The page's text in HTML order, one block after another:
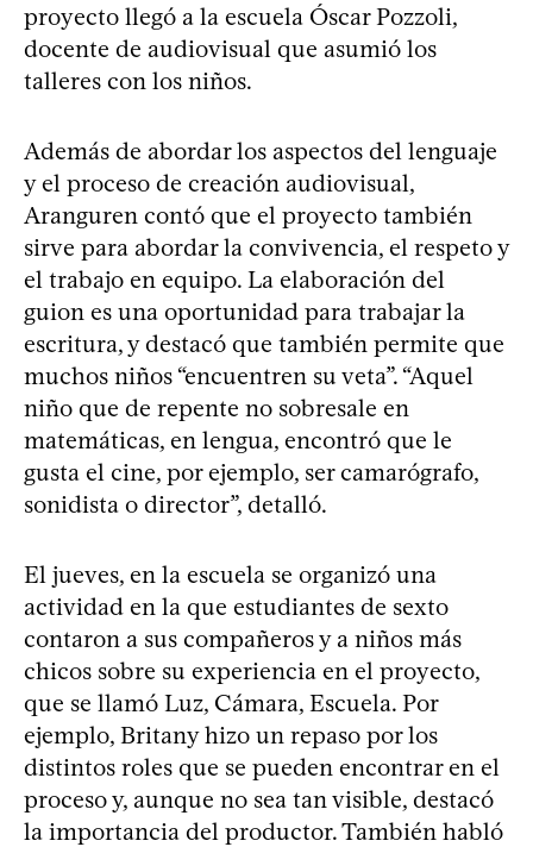
proyecto llegó a la escuela Óscar Pozzoli,
docente de audiovisual que asumió los
talleres con los niños.
Además de abordar los aspectos del lenguaje
y el proceso de creación audiovisual,
Aranguren contó que el proyecto también
sirve para abordar la convivencia, el respeto y
el trabajo en equipo. La elaboración del
guion es una oportunidad para trabajar la
escritura, y destacó que también permite que
muchos niños “encuentren su veta”. “Aquel
niño que de repente no sobresale en
matemáticas, en lengua, encontró que le
gusta el cine, por ejemplo, ser camarógrafo,
sonidista o director”, detalló.
El jueves, en la escuela se organizó una
actividad en la que estudiantes de sexto
contaron a sus compañeros y a niños más
chicos sobre su experiencia en el proyecto,
que se llamó Luz, Cámara, Escuela. Por
ejemplo, Britany hizo un repaso por los
distintos roles que se pueden encontrar en el
proceso y, aunque no sea tan visible, destacó
la importancia del productor. También habló